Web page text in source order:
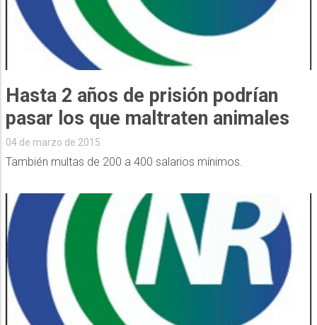
Hasta 2 años de prisión podrían
pasar los que maltraten animales
04 de marzo de 2015
También multas de 200 a 400 salarios mínimos.